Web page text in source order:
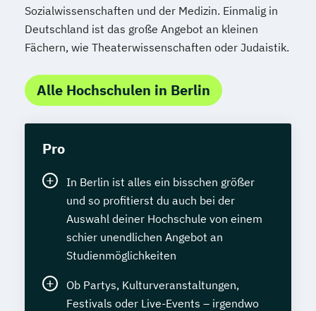
Sozialwissenschaften und der Medizin. Einmalig in
Deutschland ist das große Angebot an kleinen
Fächern, wie Theaterwissenschaften oder Judaistik.
Alle Hochschulen in Berlin
Pro
In Berlin ist alles ein bisschen größer
und so profitierst du auch bei der
Auswahl deiner Hochschule von einem
schier unendlichen Angebot an
Studienmöglichkeiten
Ob Partys, Kulturveranstaltungen,
Festivals oder Live-Events – irgendwo